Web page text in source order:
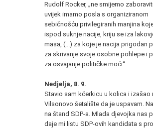
Rudolf Rocker, „ne smijemo
uvijek imamo posla s organiziranom
sebičnošću privilegiranih manjina
ispod suknje nacije, kriju se iza
masa, (...) za koje je nacija prigodan
za skrivanje svoje osobne pohlepe i
za osvajanje političke moći“.
Nedjelja, 8. 9.
Stavio sam kćerkicu u kolica i izašao
Vilsonovo šetalište da je uspavam.
na štand SDP-a. Mlada djevojka nas
daje mi listu SDP-ovih kandidata s